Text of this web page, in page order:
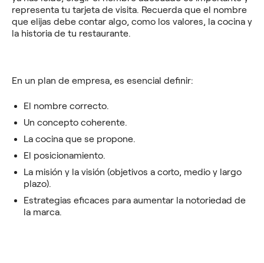
representa tu tarjeta de visita. Recuerda que el nombre
que elijas debe contar algo, como los valores, la cocina y
la historia de tu restaurante.
En un plan de empresa, es esencial definir:
El nombre correcto.
Un concepto coherente.
La cocina que se propone.
El posicionamiento.
La misión y la visión (objetivos a corto, medio y largo
plazo).
Estrategias eficaces para aumentar la notoriedad de
la marca.